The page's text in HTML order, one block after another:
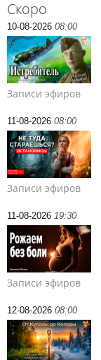
Скоро
10-08-2026 08:00
Записи эфиров
11-08-2026 08:00
Записи эфиров
11-08-2026 19:30
Записи эфиров
12-08-2026 08:00